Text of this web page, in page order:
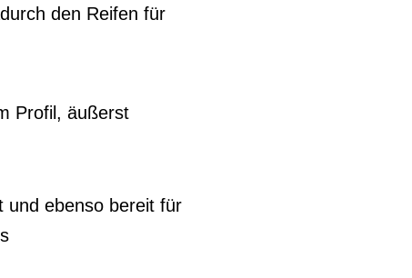
den Reifen für
Profil, äußerst
und ebenso bereit für